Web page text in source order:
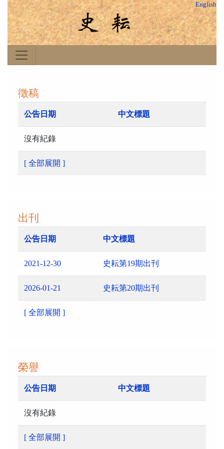
English
徵稿
公告日期 中文標題
沒有紀錄
[ 全部展開 ]
出刊
公告日期 中文標題
2021-12-30 史耘第19期出刊
2026-01-21 史耘第20期出刊
[ 全部展開 ]
榮譽
公告日期 中文標題
沒有紀錄
[ 全部展開 ]